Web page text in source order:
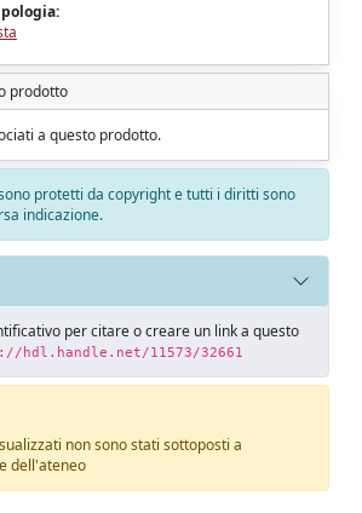
prodotto
a questo prodotto.
protetti da copyright e tutti i diritti sono
indicazione.
per citare o creare un link a questo
hdl.handle.net/11573/32661
non sono stati sottoposti a
dell'ateneo